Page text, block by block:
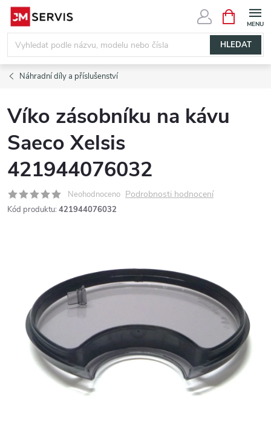
Přejít
obsah
HLEDAT
NÁKUPNÍ
KOŠÍK
Náhradní díly a příslušenství
Víko zásobníku na kávu
Saeco Xelsis
421944076032
Neohodnoceno Podrobnosti hodnocení
Kód produktu: 421944076032